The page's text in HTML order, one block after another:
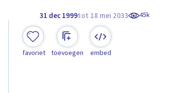
31 dec 1999tot 18 mei 2033 45k
favoriet toevoegen embed